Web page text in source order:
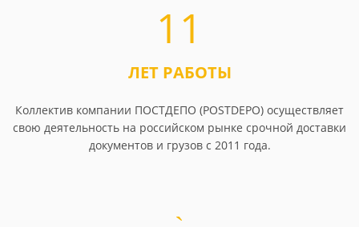
11
ЛЕТ РАБОТЫ
Коллектив компании ПОСТДЕПО (POSTDEPO) осуществляет
свою деятельность на российском рынке срочной доставки
документов и грузов с 2011 года.